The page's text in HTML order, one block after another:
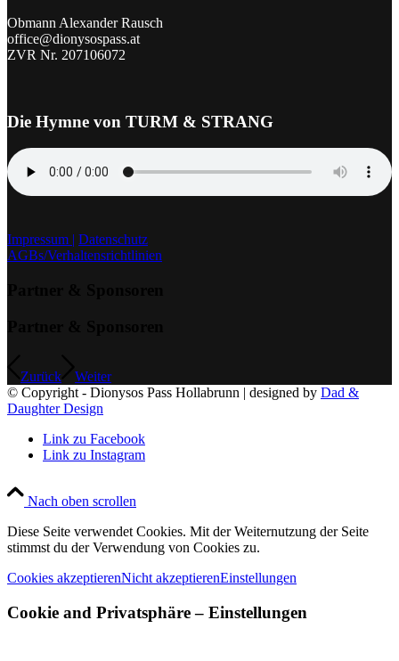
Obmann Alexander Rausch
office@dionysospass.at
ZVR Nr. 207106072
Die Hymne von TURM & STRANG
Impressum | Datenschutz
AGBs/Verhaltensrichtlinien
Zurück
Weiter
© Copyright - Dionysos Pass Hollabrunn | designed by Dad &
Daughter Design
Link zu Facebook
Link zu Instagram
Nach oben scrollen
Diese Seite verwendet Cookies. Mit der Weiternutzung der Seite
stimmst du der Verwendung von Cookies zu.
Cookies akzeptierenNicht akzeptierenEinstellungen
Cookie and Privatsphäre – Einstellungen